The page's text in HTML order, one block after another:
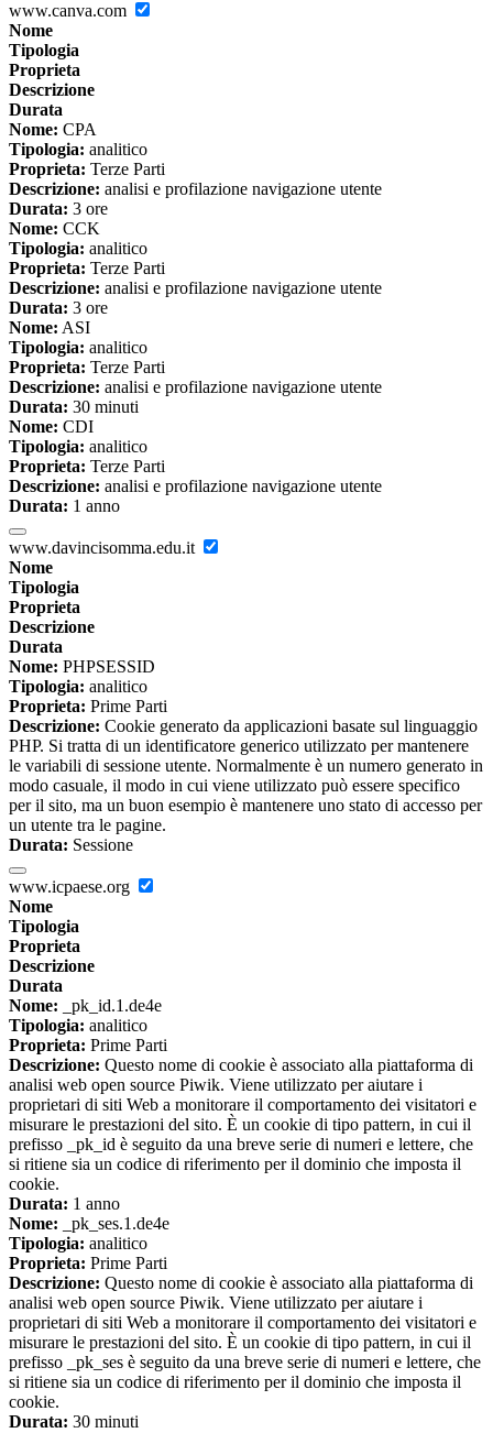
www.canva.com
Nome
Tipologia
Proprieta
Descrizione
Durata
Nome: CPA
Tipologia: analitico
Proprieta: Terze Parti
Descrizione: analisi e profilazione navigazione utente
Durata: 3 ore
Nome: CCK
Tipologia: analitico
Proprieta: Terze Parti
Descrizione: analisi e profilazione navigazione utente
Durata: 3 ore
Nome: ASI
Tipologia: analitico
Proprieta: Terze Parti
Descrizione: analisi e profilazione navigazione utente
Durata: 30 minuti
Nome: CDI
Tipologia: analitico
Proprieta: Terze Parti
Descrizione: analisi e profilazione navigazione utente
Durata: 1 anno
www.davincisomma.edu.it
Nome
Tipologia
Proprieta
Descrizione
Durata
Nome: PHPSESSID
Tipologia: analitico
Proprieta: Prime Parti
Descrizione: Cookie generato da applicazioni basate sul linguaggio
PHP. Si tratta di un identificatore generico utilizzato per mantenere
le variabili di sessione utente. Normalmente è un numero generato in
modo casuale, il modo in cui viene utilizzato può essere specifico
per il sito, ma un buon esempio è mantenere uno stato di accesso per
un utente tra le pagine.
Durata: Sessione
www.icpaese.org
Nome
Tipologia
Proprieta
Descrizione
Durata
Nome: _pk_id.1.de4e
Tipologia: analitico
Proprieta: Prime Parti
Descrizione: Questo nome di cookie è associato alla piattaforma di
analisi web open source Piwik. Viene utilizzato per aiutare i
proprietari di siti Web a monitorare il comportamento dei visitatori e
misurare le prestazioni del sito. È un cookie di tipo pattern, in cui il
prefisso _pk_id è seguito da una breve serie di numeri e lettere, che
si ritiene sia un codice di riferimento per il dominio che imposta il
cookie.
Durata: 1 anno
Nome: _pk_ses.1.de4e
Tipologia: analitico
Proprieta: Prime Parti
Descrizione: Questo nome di cookie è associato alla piattaforma di
analisi web open source Piwik. Viene utilizzato per aiutare i
proprietari di siti Web a monitorare il comportamento dei visitatori e
misurare le prestazioni del sito. È un cookie di tipo pattern, in cui il
prefisso _pk_ses è seguito da una breve serie di numeri e lettere, che
si ritiene sia un codice di riferimento per il dominio che imposta il
cookie.
Durata: 30 minuti